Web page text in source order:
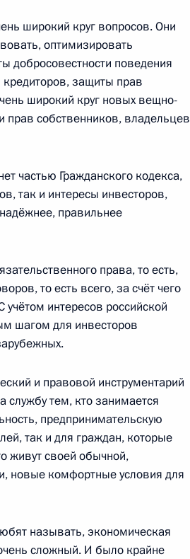
широкий круг вопросов. Они
оптимизировать
добросовестности поведения
кредиторов, защиты прав
широкий круг новых вещно-
прав собственников, владельцев
частью Гражданского кодекса,
так и интересы инвесторов,
правильнее
права, то есть,
то есть всего, за счёт чего
интересов российской
шагом для инвесторов
и правовой инструментарий
тем, кто занимается
предпринимательскую
так и для граждан, которые
живут своей обычной,
новые комфортные условия для
называть, экономическая
сложный. И было крайне